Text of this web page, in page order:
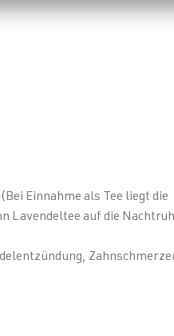
Einnahme als Tee liegt die
Lavendeltee auf die